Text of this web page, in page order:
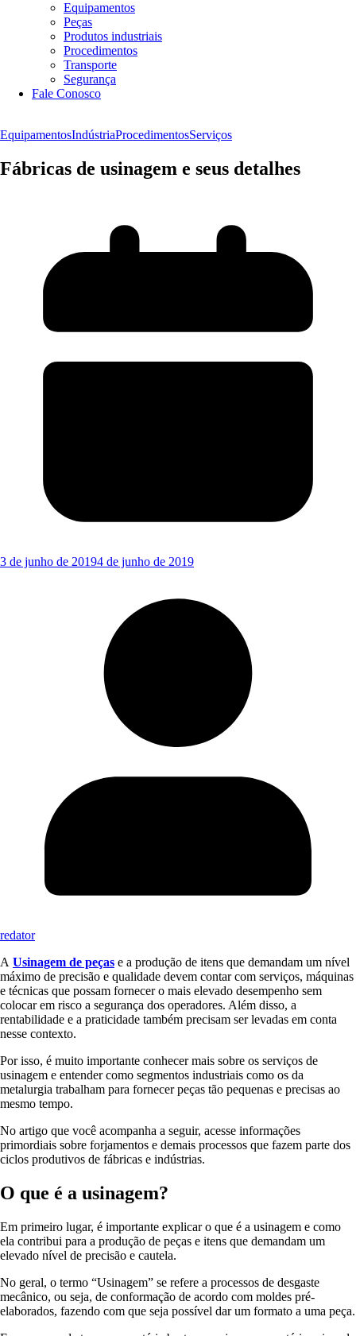
Equipamentos
Peças
Produtos industriais
Procedimentos
Transporte
Segurança
Fale Conosco
EquipamentosIndústriaProcedimentosServiços
Fábricas de usinagem e seus detalhes
3 de junho de 20194 de junho de 2019
redator
A Usinagem de peças e a produção de itens que demandam um nível
máximo de precisão e qualidade devem contar com serviços, máquinas
e técnicas que possam fornecer o mais elevado desempenho sem
colocar em risco a segurança dos operadores. Além disso, a
rentabilidade e a praticidade também precisam ser levadas em conta
nesse contexto.
Por isso, é muito importante conhecer mais sobre os serviços de
usinagem e entender como segmentos industriais como os da
metalurgia trabalham para fornecer peças tão pequenas e precisas ao
mesmo tempo.
No artigo que você acompanha a seguir, acesse informações
primordiais sobre forjamentos e demais processos que fazem parte dos
ciclos produtivos de fábricas e indústrias.
O que é a usinagem?
Em primeiro lugar, é importante explicar o que é a usinagem e como
ela contribui para a produção de peças e itens que demandam um
elevado nível de precisão e cautela.
No geral, o termo “Usinagem” se refere a processos de desgaste
mecânico, ou seja, de conformação de acordo com moldes pré-
elaborados, fazendo com que seja possível dar um formato a uma peça.